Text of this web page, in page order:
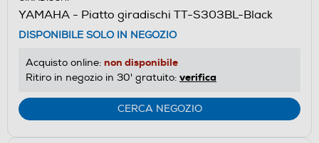
YAMAHA - Piatto giradischi TT-S303BL-Black
DISPONIBILE SOLO IN NEGOZIO
Acquisto online: non disponibile
Ritiro in negozio in 30' gratuito: verifica
CERCA NEGOZIO